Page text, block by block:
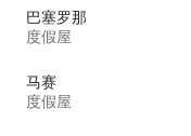
巴塞罗那
度假屋
马赛
度假屋